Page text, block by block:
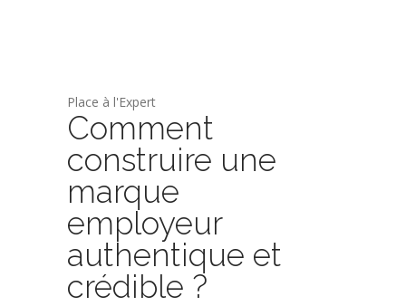
Place à l'Expert
Comment
construire une
marque
employeur
authentique et
crédible ?